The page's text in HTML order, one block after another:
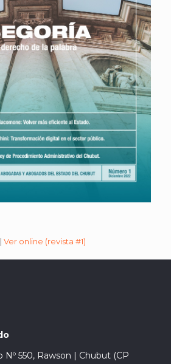
| Ver online (revista #1)
Nº 550, Rawson | Chubut (CP